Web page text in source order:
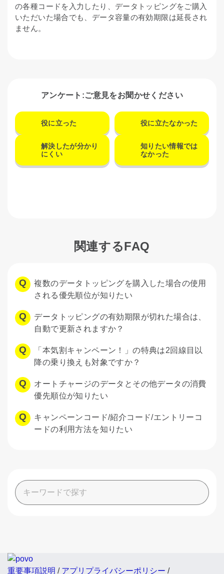
の各種コードを入力したり、データトッピングをご購入
いただいた場合でも、データ容量の有効期限は延長され
ません。
アンケート:ご意見をお聞かせください
役に立った 役に立たなかった
解決したが分かり
にくい
知りたい情報では
なかった
関連するFAQ
複数のデータトッピングを購入した場合の使用
される優先順位が知りたい
データトッピングの有効期限が切れた場合は、
自動で更新されますか？
「本気割キャンペーン！」の特典は2回線目以
降の乗り換えも対象ですか？
オートチャージのデータとその他データの消費
優先順位が知りたい
キャンペーンコード/紹介コード/エントリーコ
ードの利用方法を知りたい
重要事項説明 / アプリプライバシーポリシー /